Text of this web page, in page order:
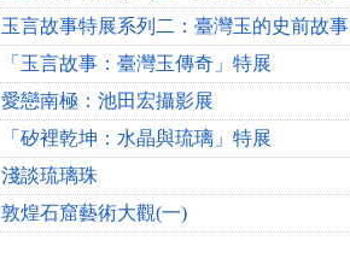
玉言故事特展系列二：臺灣玉的史前故事
「玉言故事：臺灣玉傳奇」特展
愛戀南極：池田宏攝影展
「矽裡乾坤：水晶與琉璃」特展
淺談琉璃珠
敦煌石窟藝術大觀(一)